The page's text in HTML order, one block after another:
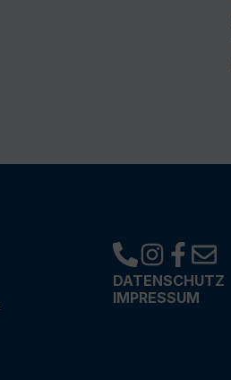
DATENSCHUTZ
IMPRESSUM